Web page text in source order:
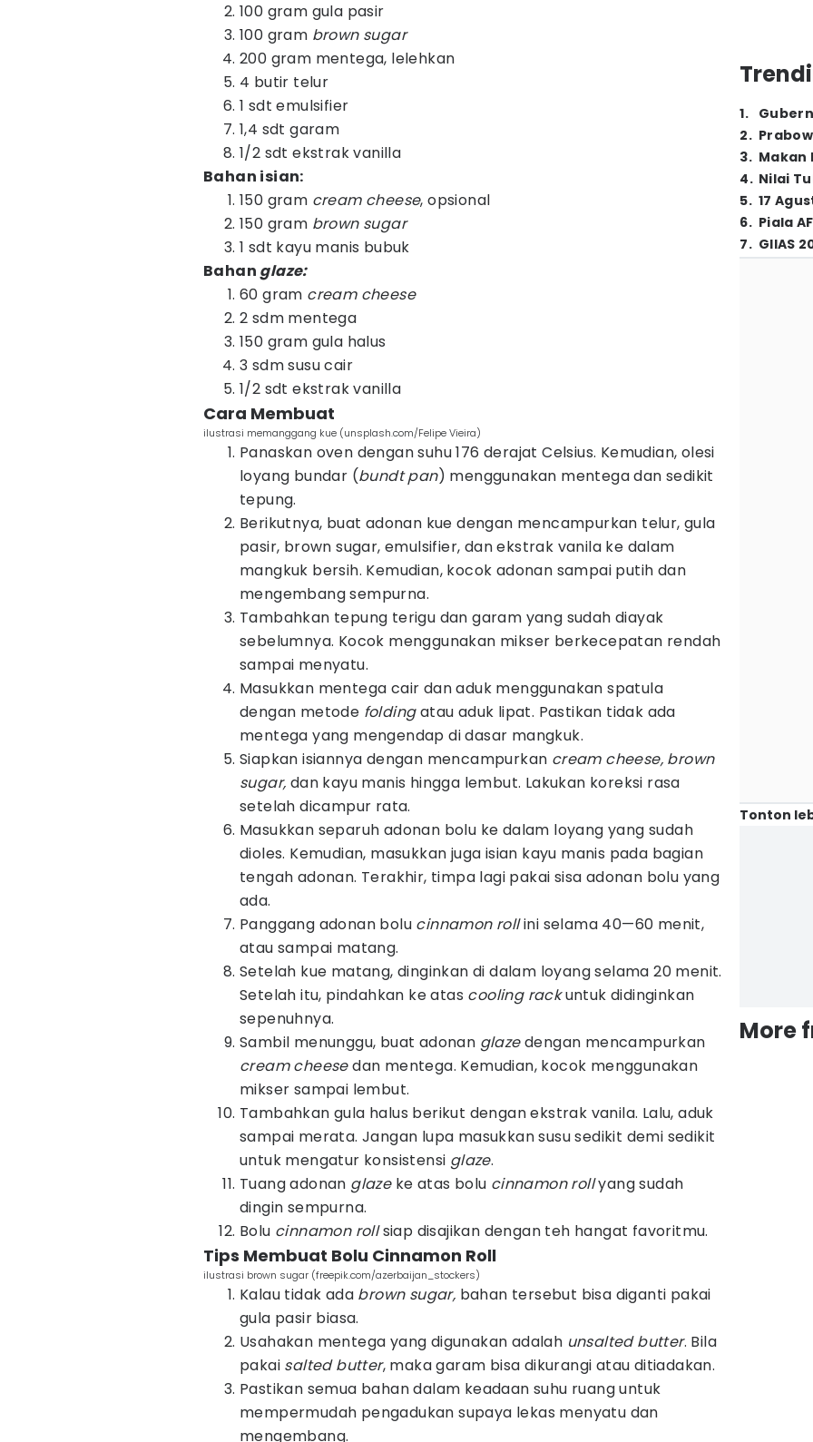
100 gram gula pasir
100 gram brown sugar
200 gram mentega, lelehkan
4 butir telur
1 sdt emulsifier
1,4 sdt garam
1/2 sdt ekstrak vanilla
Bahan isian:
150 gram cream cheese, opsional
150 gram brown sugar
1 sdt kayu manis bubuk
Bahan glaze:
60 gram cream cheese
2 sdm mentega
150 gram gula halus
3 sdm susu cair
1/2 sdt ekstrak vanilla
Cara Membuat
ilustrasi memanggang kue (unsplash.com/Felipe Vieira)
Panaskan oven dengan suhu 176 derajat Celsius. Kemudian, olesi
loyang bundar (bundt pan) menggunakan mentega dan sedikit
tepung.
Berikutnya, buat adonan kue dengan mencampurkan telur, gula
pasir, brown sugar, emulsifier, dan ekstrak vanila ke dalam
mangkuk bersih. Kemudian, kocok adonan sampai putih dan
mengembang sempurna.
Tambahkan tepung terigu dan garam yang sudah diayak
sebelumnya. Kocok menggunakan mikser berkecepatan rendah
sampai menyatu.
Masukkan mentega cair dan aduk menggunakan spatula
dengan metode foldingatau aduk lipat. Pastikan tidak ada
mentega yang mengendap di dasar mangkuk.
Siapkan isiannya dengan mencampurkan cream cheese, brown
sugar, dan kayu manis hingga lembut. Lakukan koreksi rasa
setelah dicampur rata.
Masukkan separuh adonan bolu ke dalam loyang yang sudah
dioles. Kemudian, masukkan juga isian kayu manis pada bagian
tengah adonan. Terakhir, timpa lagi pakai sisa adonan bolu yang
ada.
Panggang adonan bolu cinnamon rollini selama 40—60 menit,
atau sampai matang.
Setelah kue matang, dinginkan di dalam loyang selama 20 menit.
Setelah itu, pindahkan ke atas cooling rackuntuk didinginkan
sepenuhnya.
Sambil menunggu, buat adonan glazedengan mencampurkan
cream cheesedan mentega. Kemudian, kocok menggunakan
mikser sampai lembut.
Tambahkan gula halus berikut dengan ekstrak vanila. Lalu, aduk
sampai merata. Jangan lupa masukkan susu sedikit demi sedikit
untuk mengatur konsistensi glaze.
Tuang adonan glazeke atas bolu cinnamon rollyang sudah
dingin sempurna.
Bolu cinnamon rollsiap disajikan dengan teh hangat favoritmu.
Tips Membuat Bolu Cinnamon Roll
ilustrasi brown sugar (freepik.com/azerbaijan_stockers)
Kalau tidak ada brown sugar, bahan tersebut bisa diganti pakai
gula pasir biasa.
Usahakan mentega yang digunakan adalah unsalted butter. Bila
pakai salted butter, maka garam bisa dikurangi atau ditiadakan.
Pastikan semua bahan dalam keadaan suhu ruang untuk
mempermudah pengadukan supaya lekas menyatu dan
mengembang.
1.
2.
3. Makan
4. Nilai
5. 17
6. Piala
7. GIIAS
Tonton
More